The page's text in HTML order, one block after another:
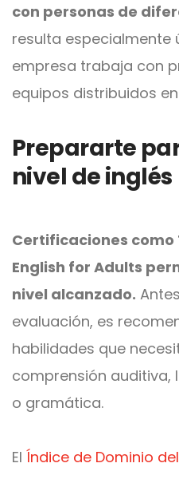
con personas de
resulta especialmente
empresa trabaja con
equipos distribuidos
Prepararte
nivel de inglés
Certificaciones como
English for Adults
nivel alcanzado.
evaluación, es
habilidades que
comprensión auditiva,
o gramática.
El Índice de Dominio